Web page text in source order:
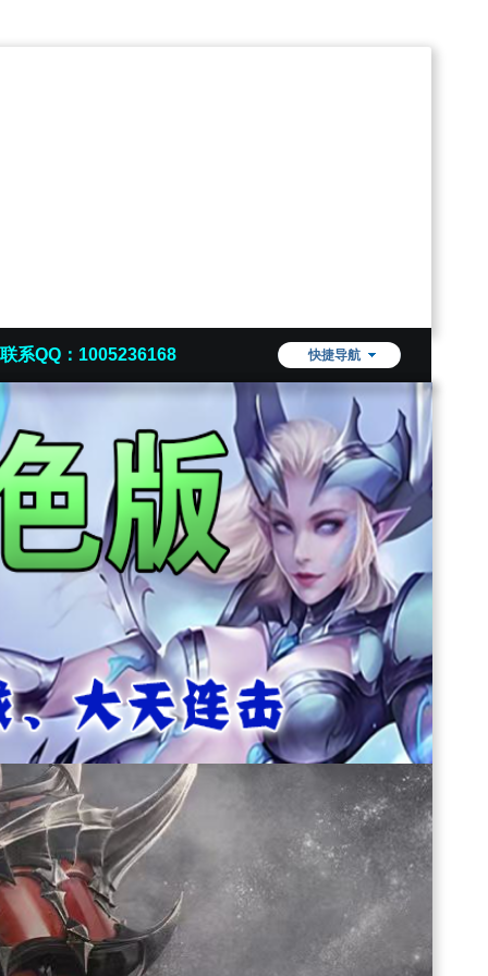
快捷导航
系QQ：1005236168